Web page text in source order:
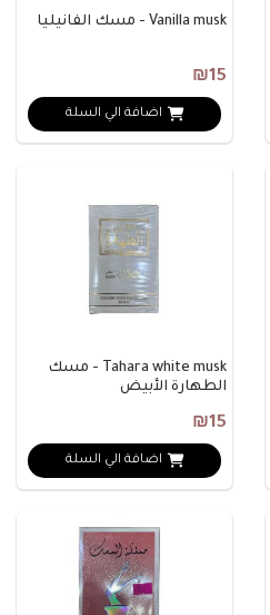
Vanilla musk - مسك الفانيليا
₪15
اضافة الي السلة
Tahara white musk - مسك
الطهارة الأبيض
₪15
اضافة الي السلة